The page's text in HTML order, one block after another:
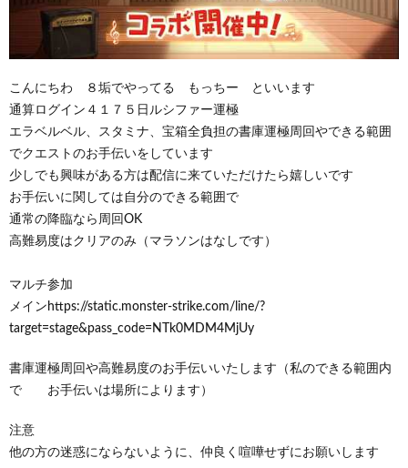
こんにちわ ８垢でやってる もっちー といいます
通算ログイン４１７５日ルシファー運極
エラベルベル、スタミナ、宝箱全負担の書庫運極周回やできる範囲
でクエストのお手伝いをしています
少しでも興味がある方は配信に来ていただけたら嬉しいです
お手伝いに関しては自分のできる範囲で
通常の降臨なら周回OK
高難易度はクリアのみ（マラソンはなしです）
マルチ参加
メインhttps://static.monster-strike.com/line/?
target=stage&pass_code=NTk0MDM4MjUy
書庫運極周回や高難易度のお手伝いいたします（私のできる範囲内
で お手伝いは場所によります）
注意
他の方の迷惑にならないように、仲良く喧嘩せずにお願いします